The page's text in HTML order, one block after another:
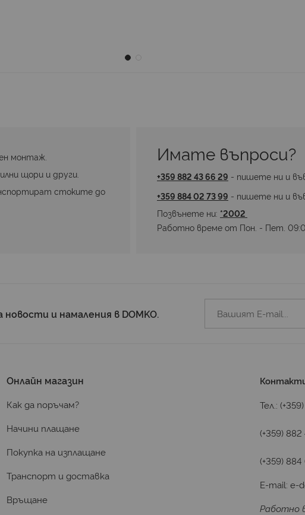
монтаж.
щори и други.
стоките до
Имате въпроси?
+359 882 43 66 29 - пишете ни и
+359 884 02 73 99 - пишете ни и
Позвънете ни: *2002
Работно време от Пон. - Пет.
и намаления в DOMKO.
Онлайн магазин
Как да поръчам?
Начини плащане
Покупка на изплащане
Транспорт и доставка
Връщане
Тел.:
(+359)
(+359)
E-mail:e-
Работно